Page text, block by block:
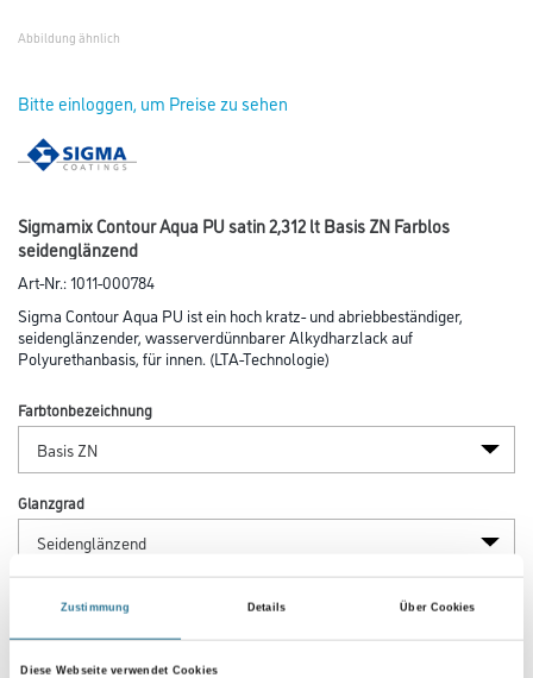
Zustimmung Details Über Cookies
Diese Webseite verwendet Cookies
Abbildung ähnlich
Bitte einloggen, um Preise zu sehen
Sigmamix Contour Aqua PU satin 2,312 lt Basis ZN Farblos
seidenglänzend
Art-Nr.:1011-000784
Sigma Contour Aqua PU ist ein hoch kratz- und abriebbeständiger,
seidenglänzender, wasserverdünnbarer Alkydharzlack auf
Polyurethanbasis, für innen. (LTA-Technologie)
Farbtonbezeichnung
Glanzgrad